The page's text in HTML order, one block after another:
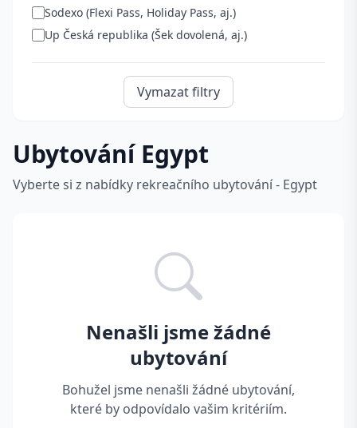
Sodexo (Flexi Pass, Holiday Pass, aj.)
Up Česká republika (Šek dovolená, aj.)
Vymazat filtry
Ubytování Egypt
Vyberte si z nabídky rekreačního ubytování - Egypt
Nenašli jsme žádné
ubytování
Bohužel jsme nenašli žádné ubytování,
které by odpovídalo vašim kritériím.